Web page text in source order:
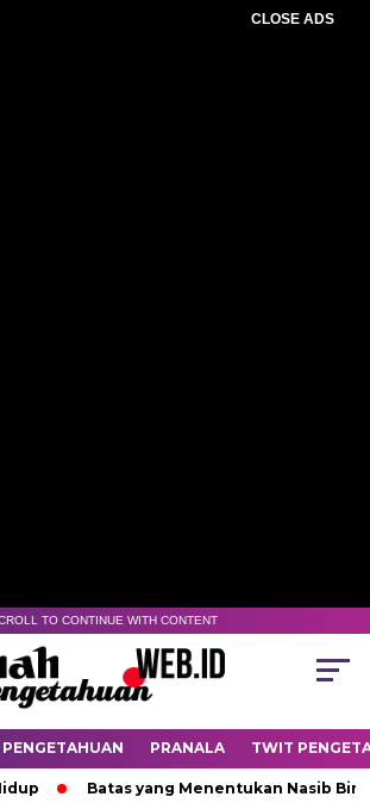
CLOSE ADS
TO CONTINUE WITH CONTENT
PRANALA TWIT
Batas yang Menentukan Nasib Bintang